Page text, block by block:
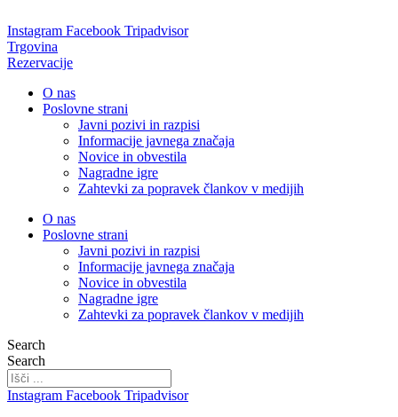
to
content
Instagram Facebook Tripadvisor
Trgovina
Rezervacije
O nas
Poslovne strani
Javni pozivi in razpisi
Informacije javnega značaja
Novice in obvestila
Nagradne igre
Zahtevki za popravek člankov v medijih
O nas
Poslovne strani
Javni pozivi in razpisi
Informacije javnega značaja
Novice in obvestila
Nagradne igre
Zahtevki za popravek člankov v medijih
Search
Search
Instagram Facebook Tripadvisor